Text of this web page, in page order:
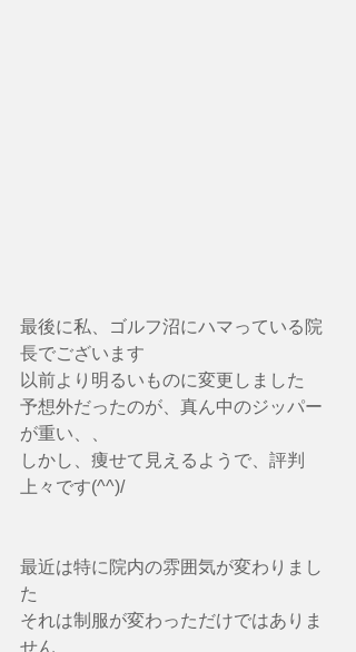
最後に私、ゴルフ沼にハマっている院
長でございます
以前より明るいものに変更しました
予想外だったのが、真ん中のジッパー
が重い、、
しかし、痩せて見えるようで、評判
上々です(^^)/
最近は特に院内の雰囲気が変わりまし
た
それは制服が変わっただけではありま
せん